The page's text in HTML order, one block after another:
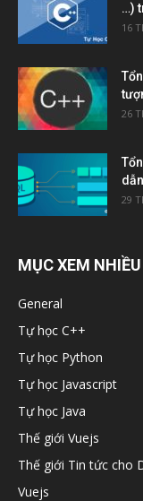
…)
16
26
29
MỤC XEM NHIỀU
General
Tự học C++
Tự học Python
Tự học Javascript
Tự học Java
Thế giới Vuejs
Thế giới Tin tức cho
Vuejs